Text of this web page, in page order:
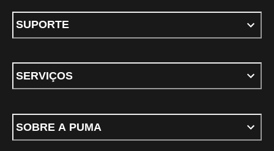
SUPORTE
SERVIÇOS
SOBRE A PUMA